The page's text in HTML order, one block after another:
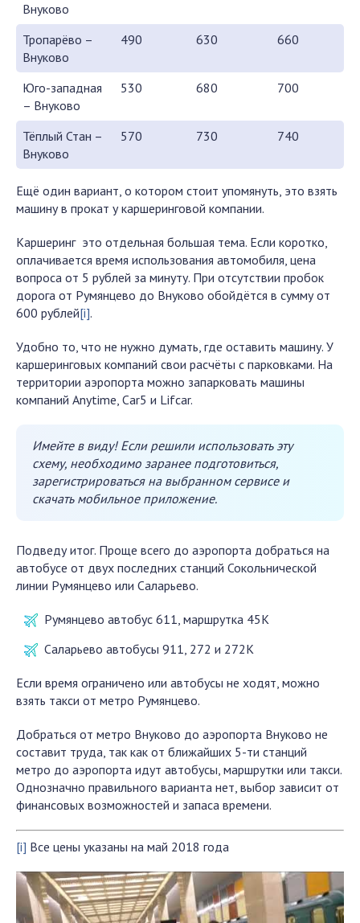
Внуково
Тропарёво –
Внуково
490 630 660
Юго-западная
– Внуково
530 680 700
Тёплый Стан –
Внуково
570 730 740
Ещё один вариант, о котором стоит упомянуть, это взять
машину в прокат у каршеринговой компании.
Каршеринг это отдельная большая тема. Если коротко,
оплачивается время использования автомобиля, цена
вопроса от 5 рублей за минуту. При отсутствии пробок
дорога от Румянцево до Внуково обойдётся в сумму от
600 рублей[i].
Удобно то, что не нужно думать, где оставить машину. У
каршеринговых компаний свои расчёты с парковками. На
территории аэропорта можно запарковать машины
компаний Anytime, Car5 и Lifcar.
Имейте в виду! Если решили использовать эту
схему, необходимо заранее подготовиться,
зарегистрироваться на выбранном сервисе и
скачать мобильное приложение.
Подведу итог. Проще всего до аэропорта добраться на
автобусе от двух последних станций Сокольнической
линии Румянцево или Саларьево.
Румянцево автобус 611, маршрутка 45К
Саларьево автобусы 911, 272 и 272К
Если время ограничено или автобусы не ходят, можно
взять такси от метро Румянцево.
Добраться от метро Внуково до аэропорта Внуково не
составит труда, так как от ближайших 5-ти станций
метро до аэропорта идут автобусы, маршрутки или такси.
Однозначно правильного варианта нет, выбор зависит от
финансовых возможностей и запаса времени.
[i] Все цены указаны на май 2018 года